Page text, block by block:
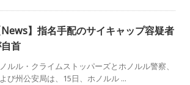
News】指名手配のサイキャップ容疑者
首
ルル・クライムストッパーズとホノルル警察、
び州公安局は、15日、ホノルル ...